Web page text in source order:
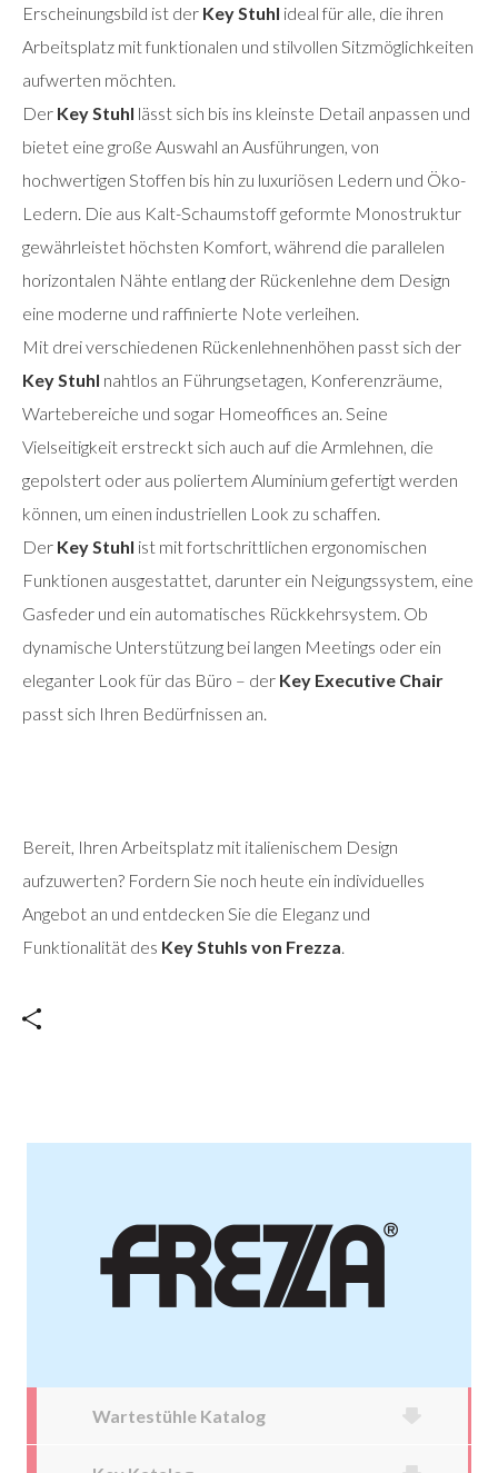
Erscheinungsbild ist der Key Stuhl ideal für alle, die ihren
Arbeitsplatz mit funktionalen und stilvollen Sitzmöglichkeiten
aufwerten möchten.
Der Key Stuhl lässt sich bis ins kleinste Detail anpassen und
bietet eine große Auswahl an Ausführungen, von
hochwertigen Stoffen bis hin zu luxuriösen Ledern und Öko-
Ledern. Die aus Kalt-Schaumstoff geformte Monostruktur
gewährleistet höchsten Komfort, während die parallelen
horizontalen Nähte entlang der Rückenlehne dem Design
eine moderne und raffinierte Note verleihen.
Mit drei verschiedenen Rückenlehnenhöhen passt sich der
Key Stuhl nahtlos an Führungsetagen, Konferenzräume,
Wartebereiche und sogar Homeoffices an. Seine
Vielseitigkeit erstreckt sich auch auf die Armlehnen, die
gepolstert oder aus poliertem Aluminium gefertigt werden
können, um einen industriellen Look zu schaffen.
Der Key Stuhl ist mit fortschrittlichen ergonomischen
Funktionen ausgestattet, darunter ein Neigungssystem, eine
Gasfeder und ein automatisches Rückkehrsystem. Ob
dynamische Unterstützung bei langen Meetings oder ein
eleganter Look für das Büro – der Key Executive Chair
passt sich Ihren Bedürfnissen an.
Bereit, Ihren Arbeitsplatz mit italienischem Design
aufzuwerten? Fordern Sie noch heute ein individuelles
Angebot an und entdecken Sie die Eleganz und
Funktionalität des Key Stuhls von Frezza
Wartestühle Katalog